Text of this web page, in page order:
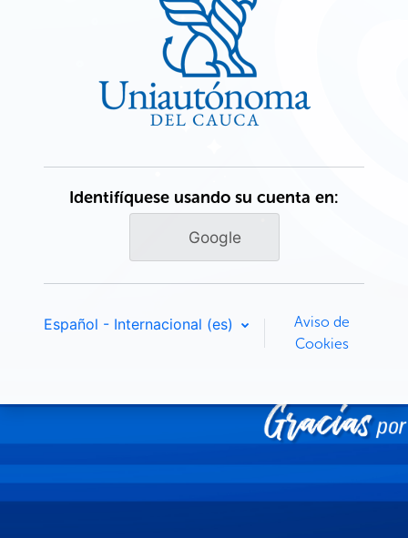
Identifíquese usando su cuenta en:
Google
Español - Internacional ‎(es)‎
Aviso de
Cookies